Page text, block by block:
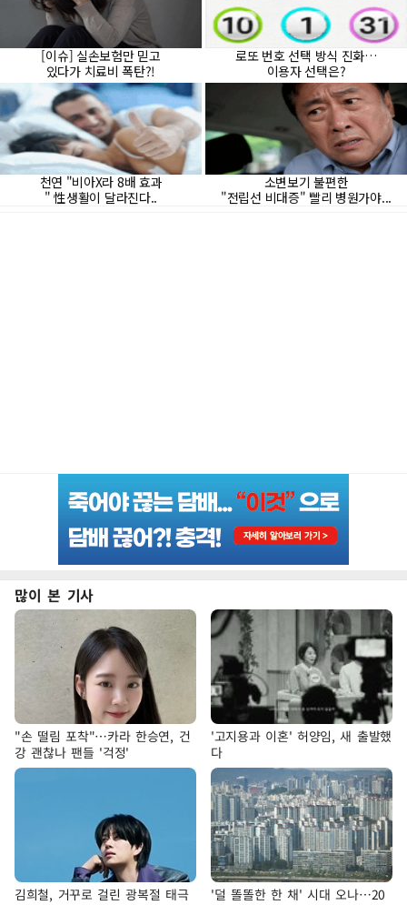
많이 본 기사
"손 떨림 포착"…카라 한승연, 건
강 괜찮나 팬들 '걱정'
'고지용과 이혼' 허양임, 새 출발했
다
김희철, 거꾸로 걸린 광복절 태극
'덜 똘똘한 한 채' 시대 오나…20